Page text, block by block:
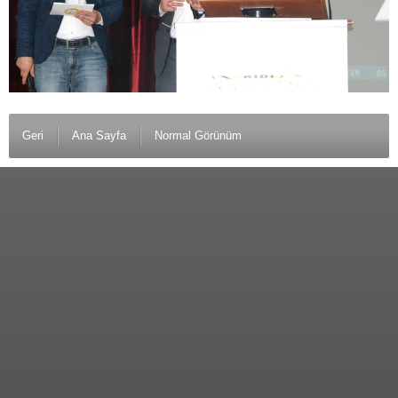
Geri Ana Sayfa Normal Görünüm